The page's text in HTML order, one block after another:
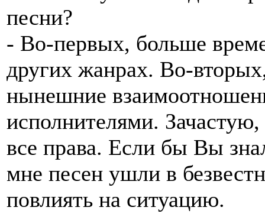
песни?
- Во-первых, больше
других жанрах. Во-
нынешние
исполнителями.
все права. Если бы Вы
мне песен ушли в
повлиять на ситуацию.